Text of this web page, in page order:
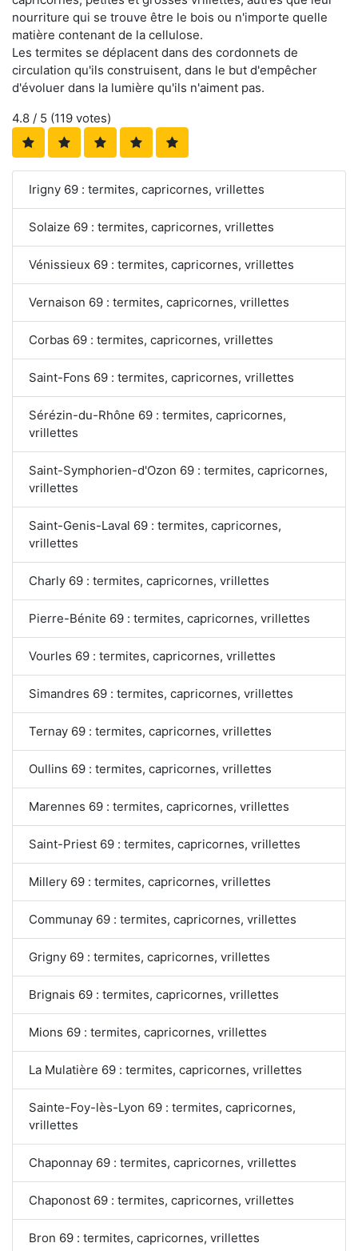
nourriture qui se trouve être le bois ou n'importe quelle
matière contenant de la cellulose.
Les termites se déplacent dans des cordonnets de
circulation qu'ils construisent, dans le but d'empêcher
d'évoluer dans la lumière qu'ils n'aiment pas.
4.8 / 5 (119 votes)
Irigny 69 : termites, capricornes, vrillettes
Solaize 69 : termites, capricornes, vrillettes
Vénissieux 69 : termites, capricornes, vrillettes
Vernaison 69 : termites, capricornes, vrillettes
Corbas 69 : termites, capricornes, vrillettes
Saint-Fons 69 : termites, capricornes, vrillettes
Sérézin-du-Rhône 69 : termites, capricornes,
vrillettes
Saint-Symphorien-d'Ozon 69 : termites, capricornes,
vrillettes
Saint-Genis-Laval 69 : termites, capricornes,
vrillettes
Charly 69 : termites, capricornes, vrillettes
Pierre-Bénite 69 : termites, capricornes, vrillettes
Vourles 69 : termites, capricornes, vrillettes
Simandres 69 : termites, capricornes, vrillettes
Ternay 69 : termites, capricornes, vrillettes
Oullins 69 : termites, capricornes, vrillettes
Marennes 69 : termites, capricornes, vrillettes
Saint-Priest 69 : termites, capricornes, vrillettes
Millery 69 : termites, capricornes, vrillettes
Communay 69 : termites, capricornes, vrillettes
Grigny 69 : termites, capricornes, vrillettes
Brignais 69 : termites, capricornes, vrillettes
Mions 69 : termites, capricornes, vrillettes
La Mulatière 69 : termites, capricornes, vrillettes
Sainte-Foy-lès-Lyon 69 : termites, capricornes,
vrillettes
Chaponnay 69 : termites, capricornes, vrillettes
Chaponost 69 : termites, capricornes, vrillettes
Bron 69 : termites, capricornes, vrillettes